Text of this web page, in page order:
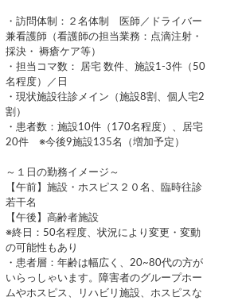
・訪問体制：２名体制 医師／ドライバー
兼看護師（看護師の担当業務：点滴注射・
採決・ 褥瘡ケア等）
・担当コマ数： 居宅 数件、施設1-3件（50
名程度）／日
・現状施設往診メイン（施設8割、個人宅2
割）
・患者数：施設10件（170名程度）、居宅
20件 ※今後9施設135名（増加予定）
～１日の勤務イメージ～
【午前】施設・ホスピス２０名、臨時往診
若干名
【午後】高齢者施設
※終日：50名程度、状況により変更・変動
の可能性もあり
・患者層：年齢は幅広く、20~80代の方が
いらっしゃいます。障害者のグループホー
ムやホスピス、リハビリ施設、ホスピスな